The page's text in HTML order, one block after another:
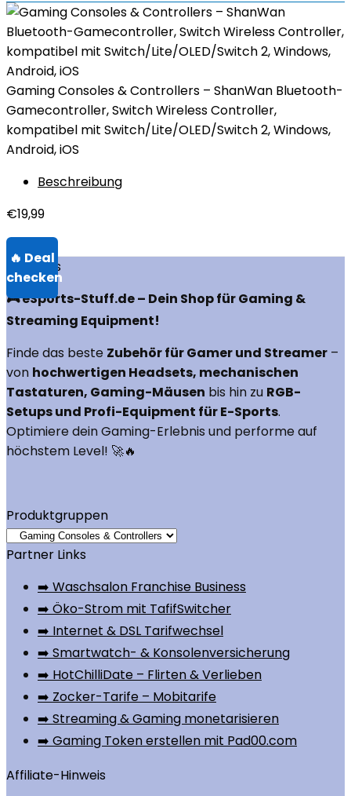
Gaming Consoles & Controllers – ShanWan Bluetooth-
Gamecontroller, Switch Wireless Controller,
kompatibel mit Switch/Lite/OLED/Switch 2, Windows,
Android, iOS
Beschreibung
€19,99
Über uns
🎮 eSports-Stuff.de – Dein Shop für Gaming &
Streaming Equipment!
Finde das beste Zubehör für Gamer und Streamer –
von hochwertigen Headsets, mechanischen
Tastaturen, Gaming-Mäusen bis hin zu RGB-
Setups und Profi-Equipment für E-Sports.
Optimiere dein Gaming-Erlebnis und performe auf
höchstem Level! 🚀🔥
Produktgruppen
Partner Links
➡️ Waschsalon Franchise Business
➡️ Öko-Strom mit TafifSwitcher
➡️ Internet & DSL Tarifwechsel
➡️ Smartwatch- & Konsolenversicherung
➡️ HotChilliDate – Flirten & Verlieben
➡️ Zocker-Tarife – Mobitarife
➡️ Streaming & Gaming monetarisieren
➡️ Gaming Token erstellen mit Pad00.com
Affiliate-Hinweis